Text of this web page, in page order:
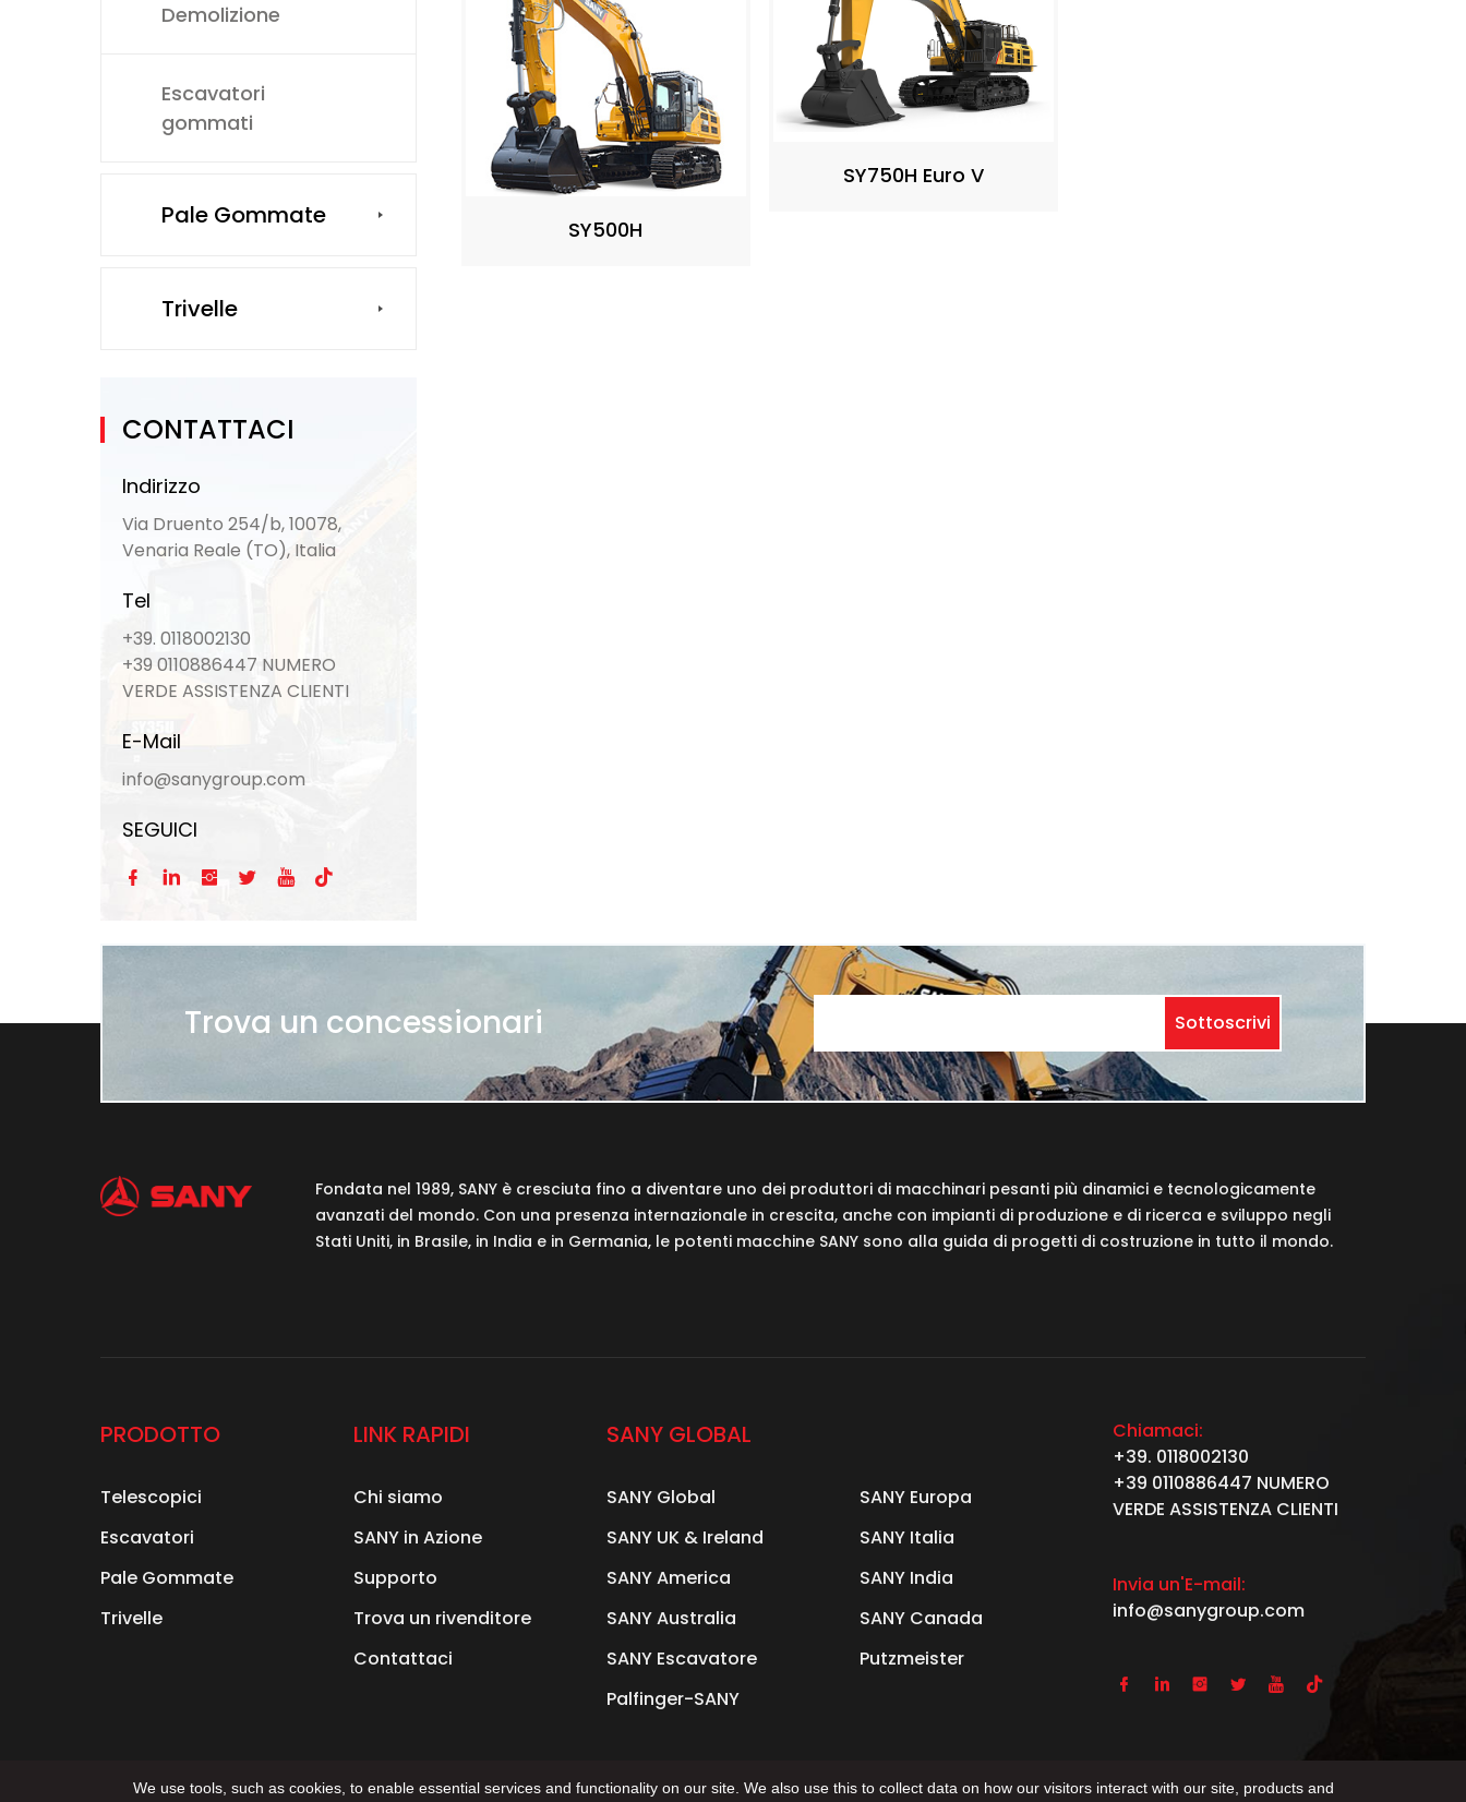
Demolizione
Escavatori
gommati
Pale Gommate
Trivelle
CONTATTACI
Indirizzo
Via Druento 254/b, 10078,
Venaria Reale (TO), Italia
Tel
+39. 0118002130
+39 0110886447 NUMERO
VERDE ASSISTENZA CLIENTI
E-Mail
info@sanygroup.com
SEGUICI
     
SY500H
SY750H Euro V
Trova un concessionari Sottoscrivi
Fondata nel 1989, SANY è cresciuta fino a diventare uno dei produttori di macchinari pesanti più dinamici e tecnologicamente
avanzati del mondo. Con una presenza internazionale in crescita, anche con impianti di produzione e di ricerca e sviluppo negli
Stati Uniti, in Brasile, in India e in Germania, le potenti macchine SANY sono alla guida di progetti di costruzione in tutto il mondo.
PRODOTTO
Telescopici
Escavatori
Pale Gommate
Trivelle
LINK RAPIDI
Chi siamo
SANY in Azione
Supporto
Trova un rivenditore
Contattaci
SANY GLOBAL
SANY Global
SANY Europa
SANY UK & Ireland
SANY Italia
SANY America
SANY India
SANY Australia
SANY Canada
SANY Escavatore
Putzmeister
Palfinger-SANY
Chiamaci:
+39. 0118002130
+39 0110886447 NUMERO
VERDE ASSISTENZA CLIENTI
Invia un'E-mail:
info@sanygroup.com
     
We use tools, such as cookies, to enable essential services and functionality on our site. We also use this to collect data on how our visitors interact with our site, products and